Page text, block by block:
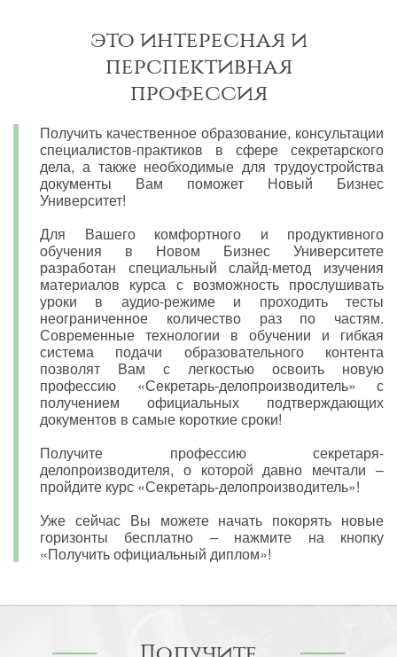
это интересная и
перспективная
профессия
Получить качественное образование, консультации
специалистов-практиков в сфере секретарского
дела, а также необходимые для трудоустройства
документы Вам поможет Новый Бизнес
Университет!
Для Вашего комфортного и продуктивного
обучения в Новом Бизнес Университете
разработан специальный слайд-метод изучения
материалов курса с возможность прослушивать
уроки в аудио-режиме и проходить тесты
неограниченное количество раз по частям.
Современные технологии в обучении и гибкая
система подачи образовательного контента
позволят Вам с легкостью освоить новую
профессию «Секретарь-делопроизводитель» с
получением официальных подтверждающих
документов в самые короткие сроки!
Получите профессию секретаря-
делопроизводителя, о которой давно мечтали –
пройдите курс «Секретарь-делопроизводитель»!
Уже сейчас Вы можете начать покорять новые
горизонты бесплатно – нажмите на кнопку
«Получить официальный диплом»!